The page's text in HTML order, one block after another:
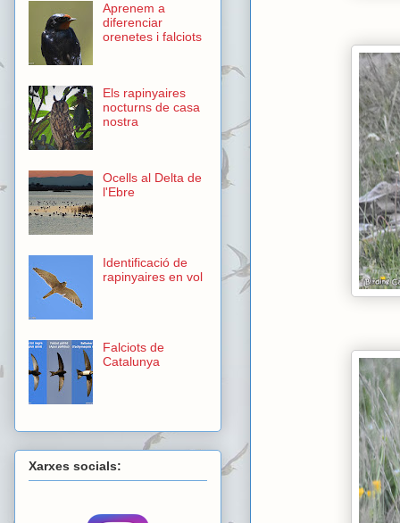
Aprenem a
diferenciar
orenetes i falciots
Els rapinyaires
nocturns de casa
nostra
Ocells al Delta de
l'Ebre
Identificació de
rapinyaires en vol
Falciots de
Catalunya
Xarxes socials: